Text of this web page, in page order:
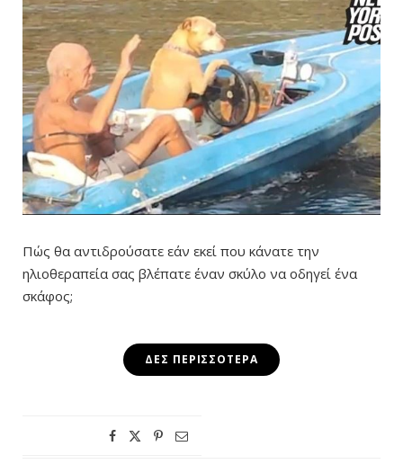
Πώς θα αντιδρούσατε εάν εκεί που κάνατε την
ηλιοθεραπεία σας βλέπατε έναν σκύλο να οδηγεί ένα
σκάφος;
ΔΕΣ ΠΕΡΙΣΣΌΤΕΡΑ